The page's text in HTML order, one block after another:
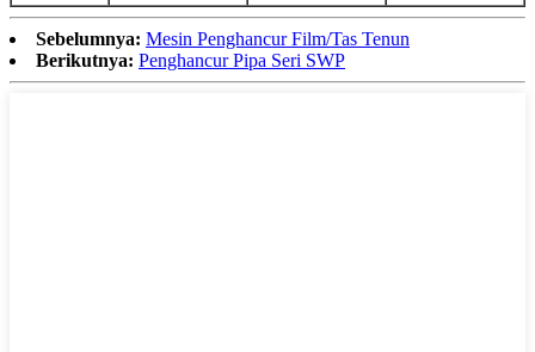
Sebelumnya: Mesin Penghancur Film/Tas Tenun
Berikutnya: Penghancur Pipa Seri SWP